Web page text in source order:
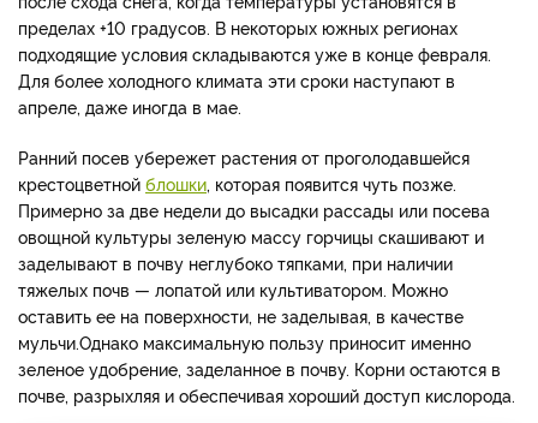
пределах +10 градусов. В некоторых южных регионах
подходящие условия складываются уже в конце февраля.
Для более холодного климата эти сроки наступают в
апреле, даже иногда в мае.
Ранний посев убережет растения от проголодавшейся
крестоцветной блошки, которая появится чуть позже.
Примерно за две недели до высадки рассады или посева
овощной культуры зеленую массу горчицы скашивают и
заделывают в почву неглубоко тяпками, при наличии
тяжелых почв — лопатой или культиватором. Можно
оставить ее на поверхности, не заделывая, в качестве
мульчи.Однако максимальную пользу приносит именно
зеленое удобрение, заделанное в почву. Корни остаются в
почве, разрыхляя и обеспечивая хороший доступ кислорода.